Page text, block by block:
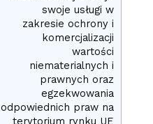
swoje usługi w
zakresie ochrony i
komercjalizacji
wartości
niematerialnych i
prawnych oraz
egzekwowania
odpowiednich praw na
terytorium rynku UE